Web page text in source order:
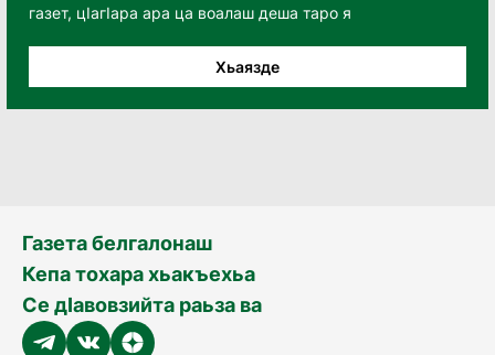
газет, цӀагӀара ара ца воалаш деша таро я
Хьаязде
Газета белгалонаш
Кепа тохара хьакъехьа
Се дӀавовзийта раьза ва